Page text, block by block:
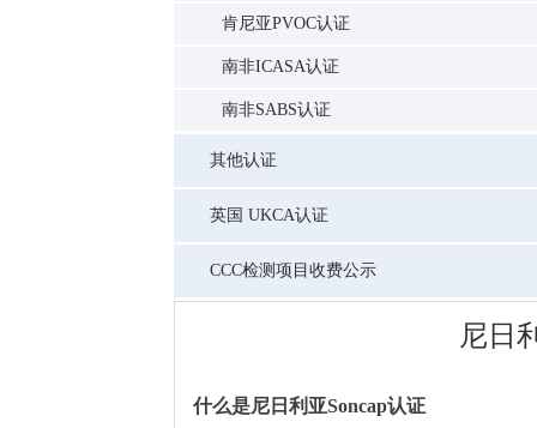
肯尼亚PVOC认证
南非ICASA认证
南非SABS认证
其他认证
英国 UKCA认证
CCC检测项目收费公示
尼日
什么是尼日利亚Soncap认证